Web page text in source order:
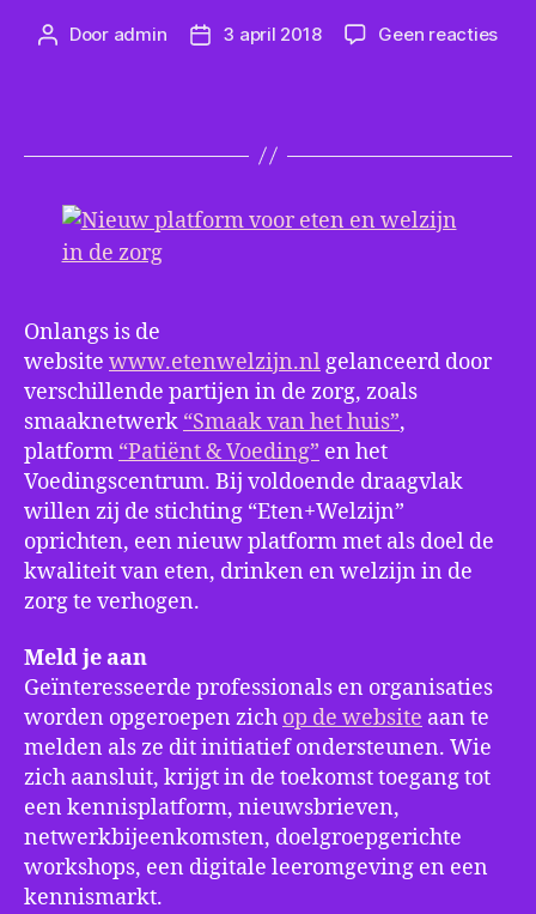
Berichtauteur
Door admin Berichtdatum
3 april 2018 Geen reactiesop
en
Onlangs is de
website www.etenwelzijn.nlgelanceerd door
verschillende partijen in de zorg, zoals
smaaknetwerk “Smaak van het huis”,
platform “Patiënt & Voeding” en het
Voedingscentrum. Bij voldoende draagvlak
willen zij de stichting “Eten+Welzijn”
oprichten, een nieuw platform met als doel de
kwaliteit van eten, drinken en welzijn in de
zorg te verhogen.
Meld je aan
Geïnteresseerde professionals en organisaties
worden opgeroepen zich op de website aan te
melden als ze dit initiatief ondersteunen. Wie
zich aansluit, krijgt in de toekomst toegang tot
een kennisplatform, nieuwsbrieven,
netwerkbijeenkomsten, doelgroepgerichte
workshops, een digitale leeromgeving en een
kennismarkt.